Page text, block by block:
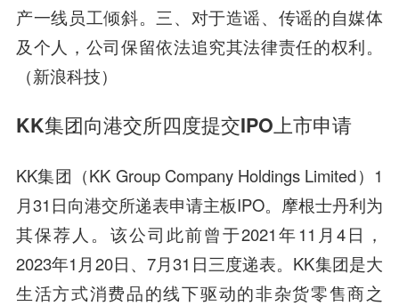
产一线员工倾斜。三、对于造谣、传谣的自媒体
及个人，公司保留依法追究其法律责任的权利。
（新浪科技）
KK集团向港交所四度提交IPO上市申请
KK集团（KK Group Company Holdings Limited）1
月31日向港交所递表申请主板IPO。摩根士丹利为
其保荐人。该公司此前曾于2021年11月4日，
2023年1月20日、7月31日三度递表。KK集团是大
生活方式消费品的线下驱动的非杂货零售商之